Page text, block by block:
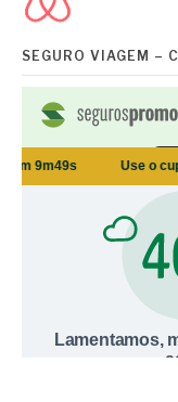
SEGURO VIAGEM –